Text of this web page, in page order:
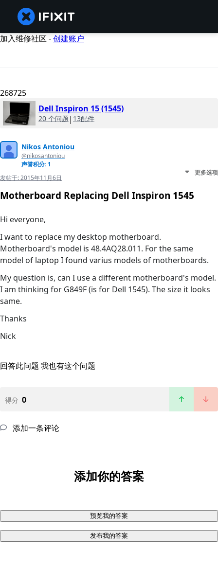
加入维修社区 -创建账户
268725
Dell Inspiron 15 (1545)
20 个问题 | 13配件
Nikos Antoniou
@nikosantoniou
声誉积分: 1
发帖于:2015年11月6日
更多选项
Motherboard Replacing Dell Inspiron 1545
Hi everyone,
I want to replace my desktop motherboard.
Motherboard's model is 48.4AQ28.011. For the same
model of laptop I found varius models of motherboards.
My question is, can I use a different motherboard's model.
I am thinking for G849F (is for Dell 1545). The size it looks
same.
Thanks
Nick
回答此问题 我也有这个问题
得分 0
添加一条评论
添加你的答案
预览我的答案
发布我的答案